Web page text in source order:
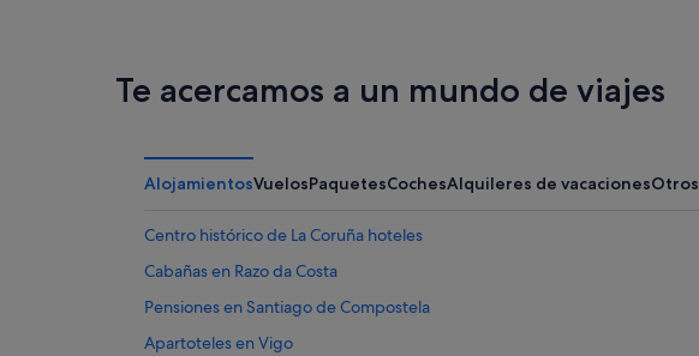
Te acercamos a un mundo de viajes
AlojamientosVuelosPaquetesCochesAlquileres de vacacionesOtros
Centro histórico de La Coruña hoteles
Cabañas en Razo da Costa
Pensiones en Santiago de Compostela
Apartoteles en Vigo